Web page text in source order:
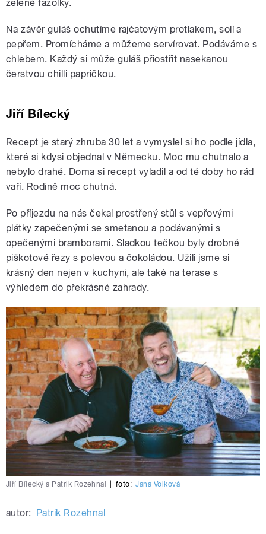
zelené fazolky.
Na závěr guláš ochutíme rajčatovým protlakem, solí a
pepřem. Promícháme a můžeme servírovat. Podáváme s
chlebem. Každý si může guláš přiostřit nasekanou
čerstvou chilli papričkou.
Jiří Bílecký
Recept je starý zhruba 30 let a vymyslel si ho podle jídla,
které si kdysi objednal v Německu. Moc mu chutnalo a
nebylo drahé. Doma si recept vyladil a od té doby ho rád
vaří. Rodině moc chutná.
Po příjezdu na nás čekal prostřený stůl s vepřovými
plátky zapečenými se smetanou a podávanými s
opečenými bramborami. Sladkou tečkou byly drobné
piškotové řezy s polevou a čokoládou. Užili jsme si
krásný den nejen v kuchyni, ale také na terase s
výhledem do překrásné zahrady.
Jiří Bílecký a Patrik Rozehnal foto: Jana Volková
autor: Patrik Rozehnal